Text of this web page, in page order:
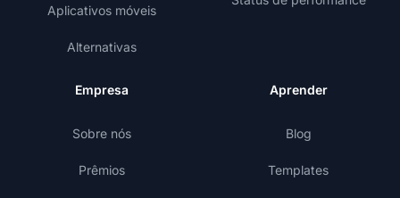
Aplicativos móveis
Alternativas
Empresa
Sobre nós
Prêmios
Aprender
Blog
Templates